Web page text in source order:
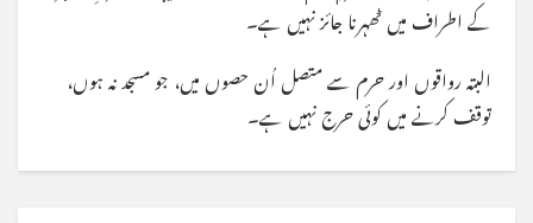
کے اطراف میں ٹھہرنا جائز نہیں ہے۔
البتہ رواقوں اور حرم سے متصل اُن حصوں میں، جو مسجد نہ ہوں،
توقف کرنے میں کوئی حرج نہیں ہے۔